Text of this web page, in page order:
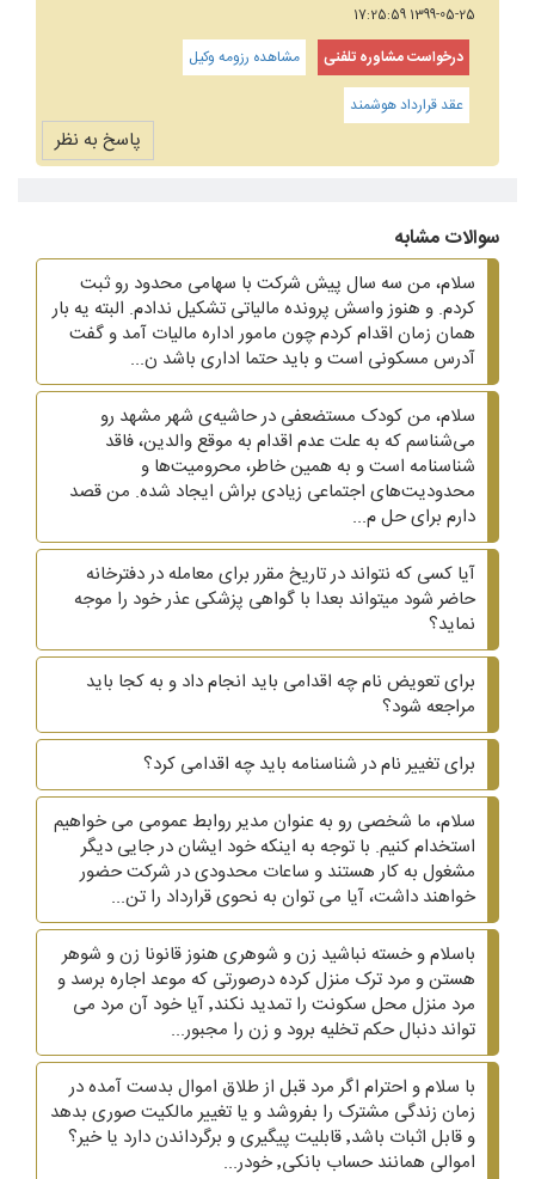
1399-05-25 17:25:59
درخواست مشاوره تلفنی
مشاهده رزومه وکیل
عقد قرارداد هوشمند
پاسخ به نظر
سوالات مشابه
سلام، من سه سال پیش شرکت با سهامی محدود رو ثبت
کردم. و هنوز واسش پرونده مالیاتی تشکیل ندادم. البته یه بار
همان زمان اقدام کردم چون مامور اداره مالیات آمد و گفت
آدرس مسکونی است و باید حتما اداری باشد ن...
سلام، من کودک مستضعفی در حاشیه‌ی شهر مشهد رو
می‌شناسم که به علت عدم اقدام به موقع والدین، فاقد
شناسنامه است و به همین خاطر، محرومیت‌ها و
محدودیت‌های اجتماعی زیادی براش ایجاد شده. من قصد
دارم برای حل م...
آیا کسی که نتواند در تاریخ مقرر برای معامله در دفترخانه
حاضر شود میتواند بعدا با گواهی پزشکی عذر خود را موجه
نماید؟
برای تعویض نام چه اقدامی باید انجام داد و به کجا باید
مراجعه شود؟
برای تغییر نام در شناسنامه باید چه اقدامی کرد؟
سلام، ما شخصی رو به عنوان مدیر روابط عمومی می خواهیم
استخدام کنیم. با توجه به اینکه خود ایشان در جایی دیگر
مشغول به کار هستند و ساعات محدودی در شرکت حضور
خواهند داشت، آیا می توان به نحوی قرارداد را تن...
باسلام و خسته نباشید زن و شوهری هنوز قانونا زن و شوهر
هستن و مرد ترک منزل کرده درصورتی که موعد اجاره برسد و
مرد منزل محل سکونت را تمدید نکند٬ آیا خود آن مرد می
تواند دنبال حکم تخلیه برود و زن را مجبور...
با سلام و احترام اگر مرد قبل از طلاق اموال بدست آمده در
زمان زندگی مشترک را بفروشد و یا تغییر مالکیت صوری بدهد
و قابل اثبات باشد٬ قابلیت پیگیری و برگرداندن دارد یا خیر؟
اموالی همانند حساب بانکی٬ خودر...